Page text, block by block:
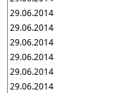
29.06.2014
29.06.2014
29.06.2014
29.06.2014
29.06.2014
29.06.2014